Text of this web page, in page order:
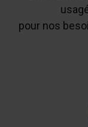
pour nos